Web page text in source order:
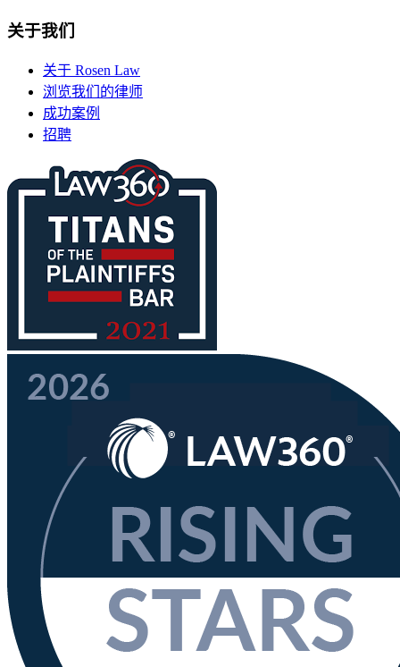
关于我们
关于 Rosen Law
浏览我们的律师
成功案例
招聘